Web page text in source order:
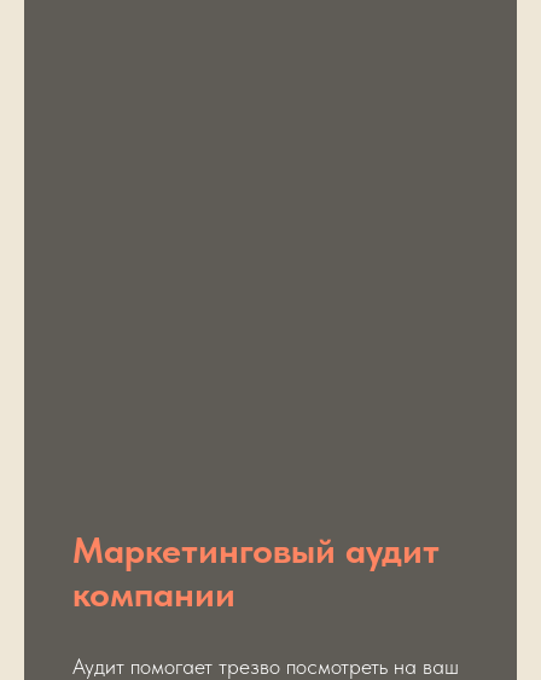
Маркетинговый аудит
компании
Аудит помогает трезво посмотреть на ваш